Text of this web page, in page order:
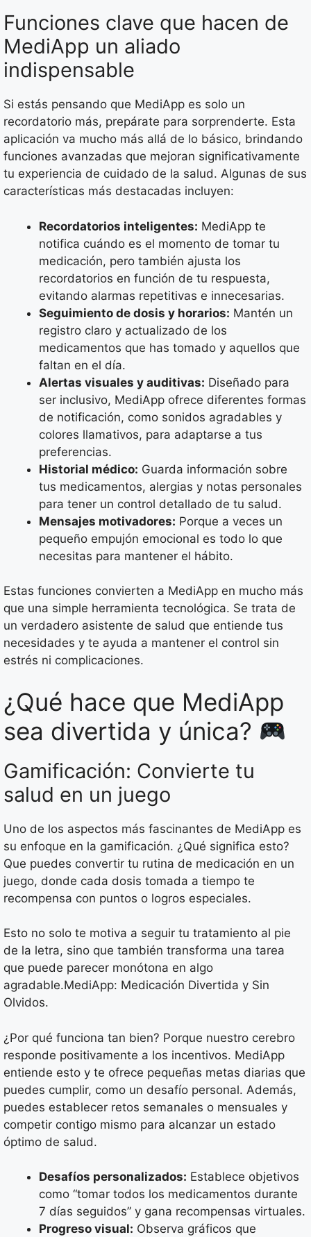
Funciones clave que hacen de
MediApp un aliado
indispensable
Si estás pensando que MediApp es solo un
recordatorio más, prepárate para sorprenderte. Esta
aplicación va mucho más allá de lo básico, brindando
funciones avanzadas que mejoran significativamente
tu experiencia de cuidado de la salud. Algunas de sus
características más destacadas incluyen:
Recordatorios inteligentes: MediApp te
notifica cuándo es el momento de tomar tu
medicación, pero también ajusta los
recordatorios en función de tu respuesta,
evitando alarmas repetitivas e innecesarias.
Seguimiento de dosis y horarios: Mantén un
registro claro y actualizado de los
medicamentos que has tomado y aquellos que
faltan en el día.
Alertas visuales y auditivas: Diseñado para
ser inclusivo, MediApp ofrece diferentes formas
de notificación, como sonidos agradables y
colores llamativos, para adaptarse a tus
preferencias.
Historial médico: Guarda información sobre
tus medicamentos, alergias y notas personales
para tener un control detallado de tu salud.
Mensajes motivadores: Porque a veces un
pequeño empujón emocional es todo lo que
necesitas para mantener el hábito.
Estas funciones convierten a MediApp en mucho más
que una simple herramienta tecnológica. Se trata de
un verdadero asistente de salud que entiende tus
necesidades y te ayuda a mantener el control sin
estrés ni complicaciones.
¿Qué hace que MediApp
sea divertida y única?
Gamificación: Convierte tu
salud en un juego
Uno de los aspectos más fascinantes de MediApp es
su enfoque en la gamificación. ¿Qué significa esto?
Que puedes convertir tu rutina de medicación en un
juego, donde cada dosis tomada a tiempo te
recompensa con puntos o logros especiales.
Esto no solo te motiva a seguir tu tratamiento al pie
de la letra, sino que también transforma una tarea
que puede parecer monótona en algo
agradable.MediApp: Medicación Divertida y Sin
Olvidos.
¿Por qué funciona tan bien? Porque nuestro cerebro
responde positivamente a los incentivos. MediApp
entiende esto y te ofrece pequeñas metas diarias que
puedes cumplir, como un desafío personal. Además,
puedes establecer retos semanales o mensuales y
competir contigo mismo para alcanzar un estado
óptimo de salud.
Desafíos personalizados: Establece objetivos
como “tomar todos los medicamentos durante
7 días seguidos” y gana recompensas virtuales.
Progreso visual: Observa gráficos que